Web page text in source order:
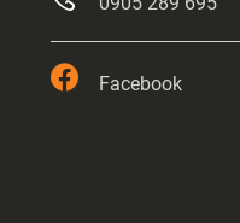
Facebook